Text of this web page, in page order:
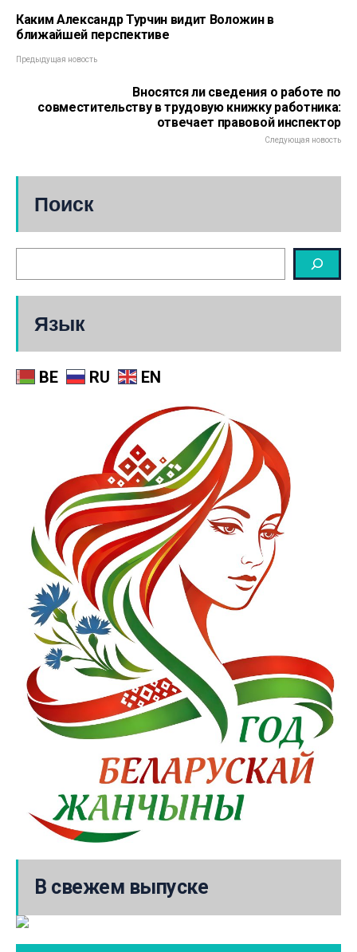
Каким Александр Турчин видит Воложин в
ближайшей перспективе
Предыдущая новость
Вносятся ли сведения о работе по
совместительству в трудовую книжку работника:
отвечает правовой инспектор
Следующая новость
Поиск
Язык
BE RU EN
В свежем выпуске